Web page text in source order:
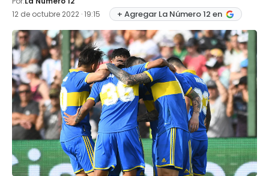
12 de octubre 2022 · 19:15
+ Agregar La Número 12 en